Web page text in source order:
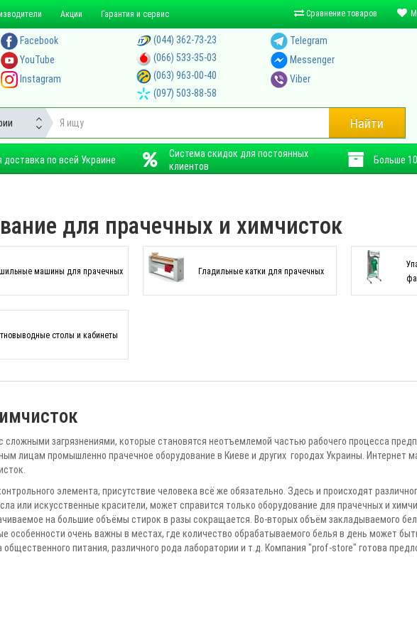
Акции Гарантия и сервис Сравнение товаров
Facebook
YouTube
Instagram
(044) 362-73-23
(066) 533-35-03
(063) 963-00-40
(097) 503-88-58
Telegram
Messenger
Viber
Найти
доставка по всей Украине
Система скидок для постоянных
клиентов
Больше
для прачечных и химчисток
машины для прачечных Гладильные катки для прачечных
столы и кабинеты
загрязнениями, которые становятся неотъемлемой частью рабочего процесса
лицам промышленно прачечное оборудование в Киеве и других городах Украины. Интернет
элемента, присутствие человека всё же обязательно. Здесь и происходят
или искусственные красители, может справится только оборудование для прачечных и
на большие объёмы стирок в разы сокращается. Во-вторых объём закладываемого
особенности очень важны в местах, где количество обрабатываемого белья в день может
питания, различного рода лаборатории и т.д. Компания "prof-store" готова